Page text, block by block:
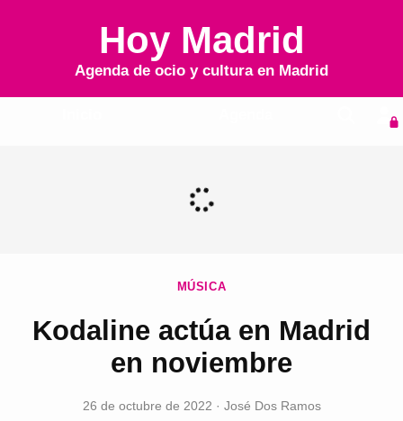
Hoy Madrid
Agenda de ocio y cultura en Madrid
MÚSICA
Kodaline actúa en Madrid
en noviembre
26 de octubre de 2022 · José Dos Ramos